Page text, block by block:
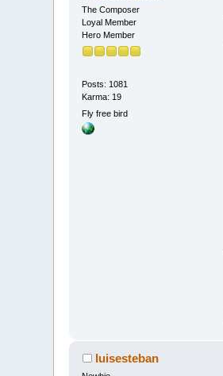
The Composer
Loyal Member
Hero Member
Posts: 1081
Karma: 19
Fly free bird
luisesteban